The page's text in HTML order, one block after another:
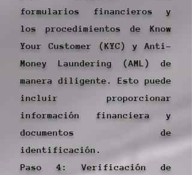
formularios financieros y
los procedimientos de Know
Your Customer (KYC) y Anti-
Money Laundering (AML) de
manera diligente. Esto puede
incluir proporcionar
información financiera y
documentos de
identificación.
Paso 4: Verificación de